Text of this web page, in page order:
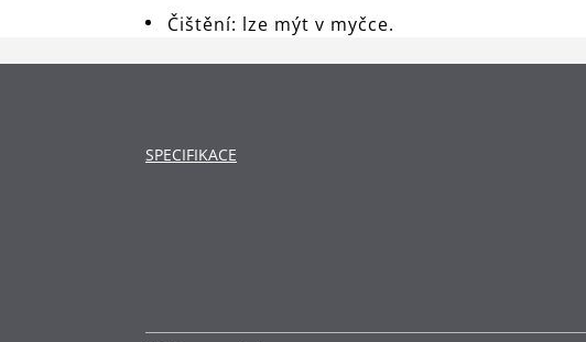
Čištění: lze mýt v myčce.
SPECIFIKACE